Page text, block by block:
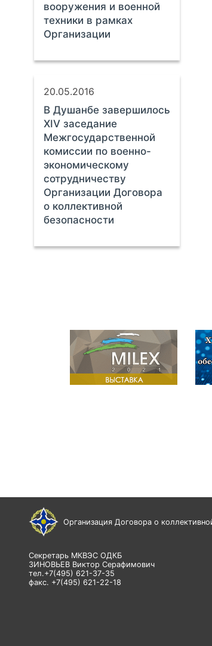
вооружения и военной
техники в рамках
Организации
20.05.2016
В Душанбе завершилось
ХIV заседание
Межгосударственной
комиссии по военно-
экономическому
сотрудничеству
Организации Договора
о коллективной
безопасности
Организация Договора о
Секретарь МКВЭС ОДКБ
ЗИНОВЬЕВ Виктор Серафимович
тел.+7(495) 621-37-35
факс. +7(495) 621-22-18